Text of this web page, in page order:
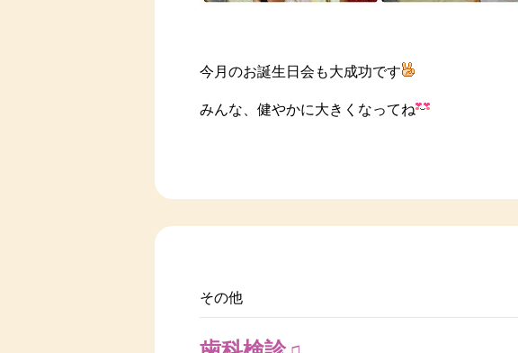
今月のお誕生日会も大成功です
みんな、健やかに大きくなってね
その他